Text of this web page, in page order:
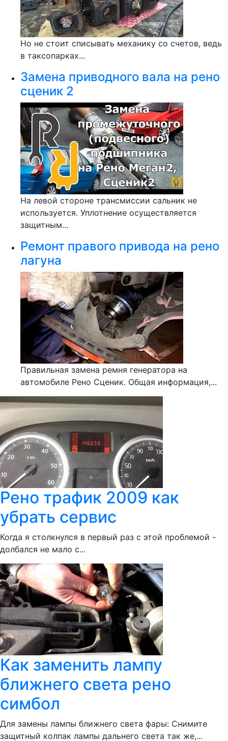
Но не стоит списывать механику со счетов, ведь
в таксопарках...
Замена приводного вала на рено
сценик 2
На левой стороне трансмиссии сальник не
используется. Уплотнение осуществляется
защитным...
Ремонт правого привода на рено
лагуна
Правильная замена ремня генератора на
автомобиле Рено Сценик. Общая информация,...
Рено трафик 2009 как
убрать сервис
Когда я столкнулся в первый раз с этой проблемой -
долбался не мало с...
Как заменить лампу
ближнего света рено
симбол
Для замены лампы ближнего света фары: Снимите
защитный колпак лампы дальнего света так же,...